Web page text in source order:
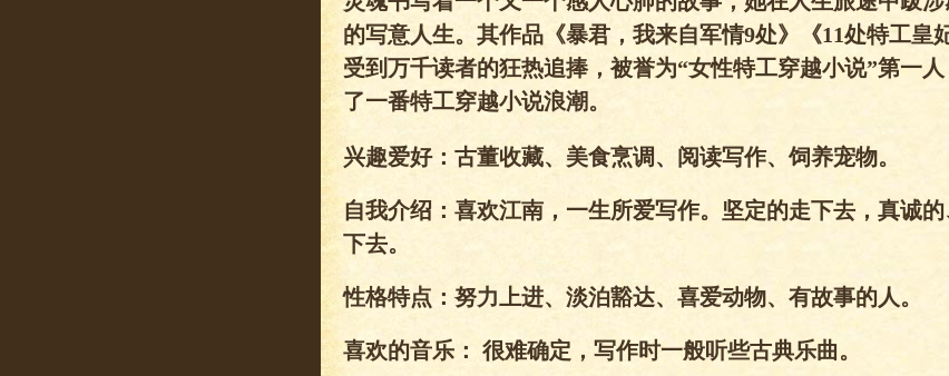
的写意人生。其作品《暴君，我来自军情9处》《11处特工皇
受到万千读者的狂热追捧，被誉为“女性特工穿越小说”第一
了一番特工穿越小说浪潮。
兴趣爱好：古董收藏、美食烹调、阅读写作、饲养宠物。
自我介绍：喜欢江南，一生所爱写作。坚定的走下去，真诚
下去。
性格特点：努力上进、淡泊豁达、喜爱动物、有故事的人。
喜欢的音乐： 很难确定，写作时一般听些古典乐曲。